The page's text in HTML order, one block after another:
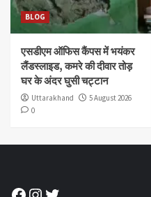
BLOG
एसडीएम ऑफिस कैंपस में भयंकर
लैंडस्लाइड, कमरे की दीवार तोड़
घर के अंदर घुसी चट्टान
Uttarakhand
5 August 2026
0